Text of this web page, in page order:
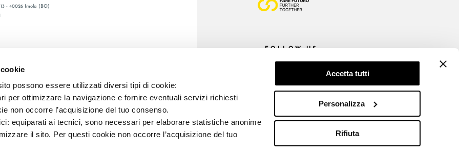
possono essere utilizzati diversi tipi di cookie:
per ottimizzare la navigazione e fornire eventuali servizi richiesti
non occorre l’acquisizione del tuo consenso.
equiparati ai tecnici, sono necessari per elaborare statistiche anonime
il sito. Per questi cookie non occorre l’acquisizione del tuo
Accetta tutti
Personalizza
Rifiuta
- 40026 Imola (BO)
FOLLOW US
E REG. IMPR. BO 00286900378 R.E.A. BO 5545